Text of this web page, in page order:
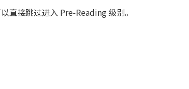
直接跳过进入 Pre-Reading 级别。